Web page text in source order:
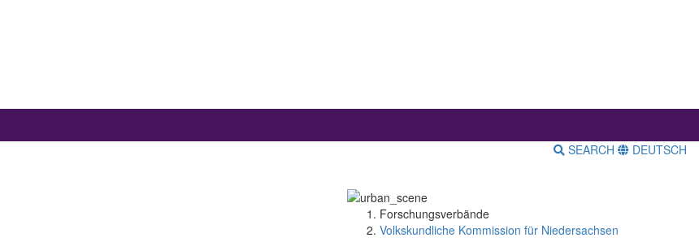
SEARCH DEUTSCH
Forschungsverbände
Volkskundliche Kommission für Niedersachsen